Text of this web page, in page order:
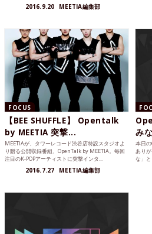
2016.9.20 MEETIA編集部
FOCUS
【BEE SHUFFLE】 Opentalk
by MEETIA 突撃...
MEETIAが、タワーレコード渋谷店特設スタジオよ
り贈る公開収録番組、OpenTalk by MEETIA。毎回
注目のK-POPアーティストに突撃インタ...
2016.7.27 MEETIA編集部
み
本日
あり
な」